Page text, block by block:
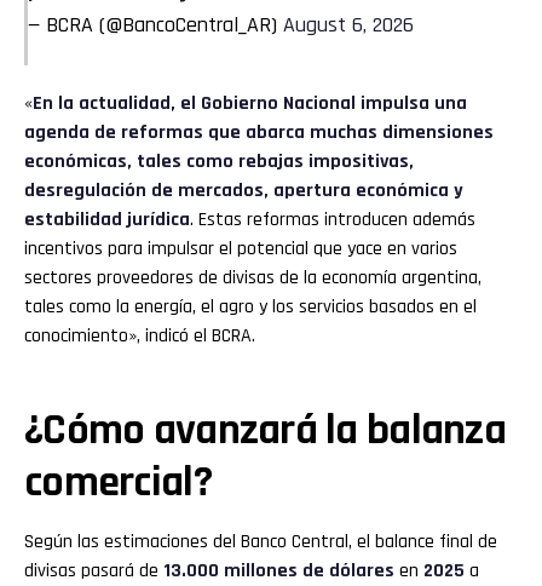
— BCRA (@BancoCentral_AR) August 6, 2026
«En la actualidad, el Gobierno Nacional impulsa una
agenda de reformas que abarca muchas dimensiones
económicas, tales como rebajas impositivas,
desregulación de mercados, apertura económica y
estabilidad jurídica. Estas reformas introducen además
incentivos para impulsar el potencial que yace en varios
sectores proveedores de divisas de la economía argentina,
tales como la energía, el agro y los servicios basados en el
conocimiento», indicó el BCRA.
¿Cómo avanzará la balanza
comercial?
Según las estimaciones del Banco Central, el balance final de
divisas pasará de 13.000 millones de dólares en 2025 a